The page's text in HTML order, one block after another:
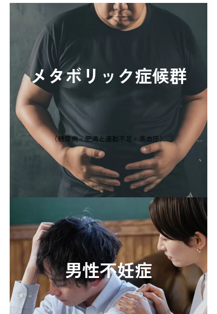
メタボリック症候群
（糖尿病・肥満と運動不足・高血圧）
男性不妊症